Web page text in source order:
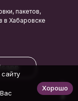
необходимости
по товарам,
которая
все необходимое
бесплатная
пакетов,
в Хабаровске
Хорошо